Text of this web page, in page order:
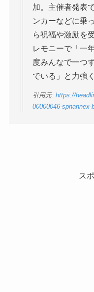
加。主催者発表
ンカーなどに乗
ら祝福や激励を
レモニーで「一
度みんなで一つ
でいる」と力強
引用元: https://
00000046-
ス